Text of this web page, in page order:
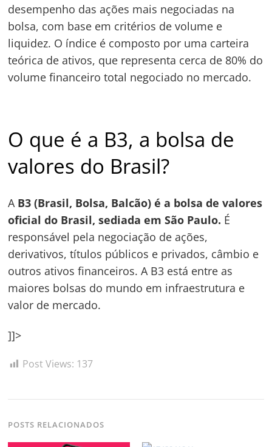
desempenho das ações mais negociadas na
bolsa, com base em critérios de volume e
liquidez. O índice é composto por uma carteira
teórica de ativos, que representa cerca de 80% do
volume financeiro total negociado no mercado.
O que é a B3, a bolsa de
valores do Brasil?
AB3 (Brasil, Bolsa, Balcão) é a bolsa de valores
oficial do Brasil, sediada em São Paulo. É
responsável pela negociação de ações,
derivativos, títulos públicos e privados, câmbio e
outros ativos financeiros. A B3 está entre as
maiores bolsas do mundo em infraestrutura e
valor de mercado.
]]>
Post Views: 137
POSTS RELACIONADOS
Navegação
de
Post